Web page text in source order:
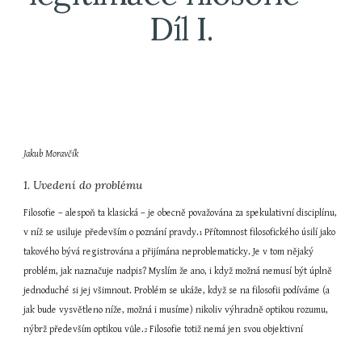
Díl I.
Jakub Moravčík
1. Uvedení do problému
Filosofie – alespoň ta klasická – je obecně považována za spekulativní disciplínu,
v níž se usiluje především o poznání pravdy.1 Přítomnost filosofického úsilí jako
takového bývá registrována a přijímána neproblematicky. Je v tom nějaký
problém, jak naznačuje nadpis? Myslím že ano, i když možná nemusí být úplně
jednoduché si jej všimnout. Problém se ukáže, když se na filosofii podíváme (a
jak bude vysvětleno níže, možná i musíme) nikoliv výhradně optikou rozumu,
nýbrž především optikou vůle.2 Filosofie totiž nemá jen svou objektivní